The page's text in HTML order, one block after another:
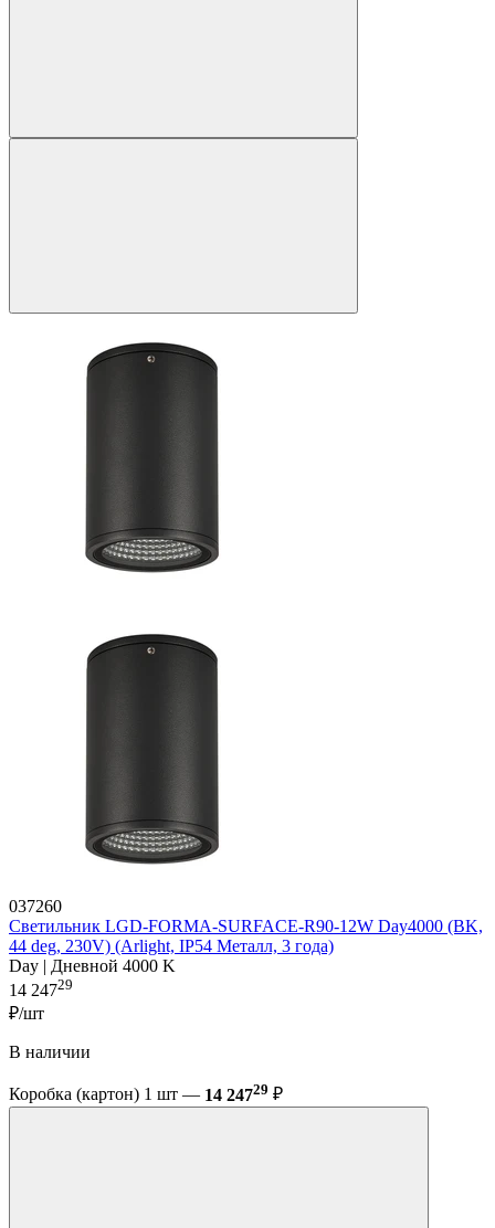
037260
Светильник LGD-FORMA-SURFACE-R90-12W Day4000 (BK,
44 deg, 230V) (Arlight, IP54 Металл, 3 года)
Day | Дневной 4000 K
14 24729
₽/шт
В наличии
Коробка (картон) 1 шт — 14 24729 ₽